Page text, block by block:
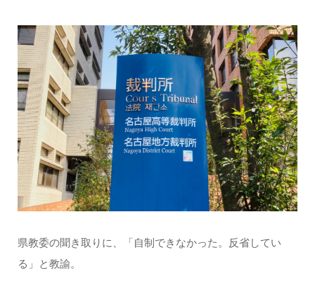
県教委の聞き取りに、「自制できなかった。反省してい
る」と教諭。